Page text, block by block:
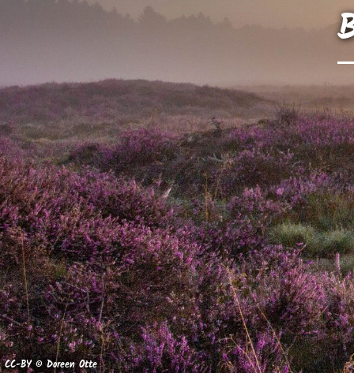
CC-BY © Doreen Otte